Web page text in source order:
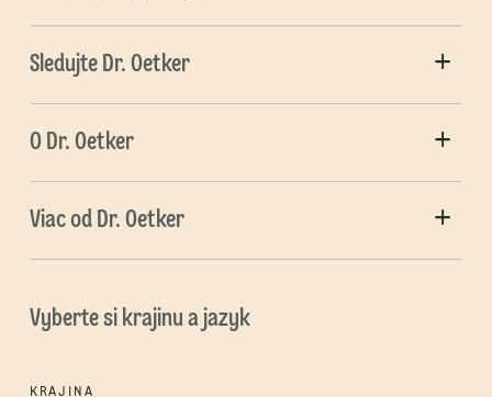
Sledujte Dr. Oetker
O Dr. Oetker
Viac od Dr. Oetker
Vyberte si krajinu a jazyk
KRAJINA